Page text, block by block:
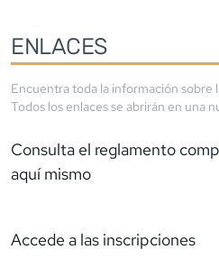
ENLACES
Encuentra toda la información sobre
Todos los enlaces se abrirán en una
Consulta el reglamento
aquí mismo
Accede a las inscripciones